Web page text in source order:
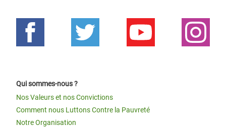
Qui sommes-nous ?
Nos Valeurs et nos Convictions
Comment nous Luttons Contre la Pauvreté
Notre Organisation